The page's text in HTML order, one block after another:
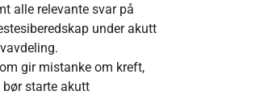
alle relevante svar på
under akutt
gir mistanke om kreft,
starte akutt